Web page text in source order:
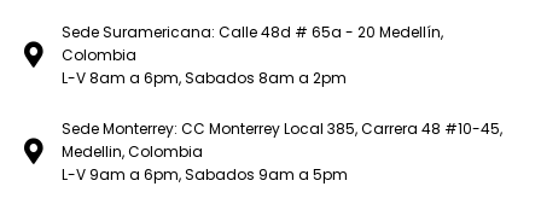
Sede Suramericana: Calle 48d # 65a - 20 Medellín,
Colombia
L-V 8am a 6pm, Sabados 8am a 2pm
Sede Monterrey: CC Monterrey Local 385, Carrera 48 #10-45,
Medellin, Colombia
L-V 9am a 6pm, Sabados 9am a 5pm